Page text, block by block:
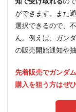
ができます。また
選択できるので、
ん。例えば、ガン
の販売開始通知や
先着販売でガンダ
購入を狙う方はぜ